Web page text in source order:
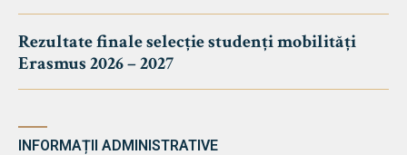
Rezultate finale selecție studenți mobilități
Erasmus 2026 – 2027
INFORMAȚII ADMINISTRATIVE